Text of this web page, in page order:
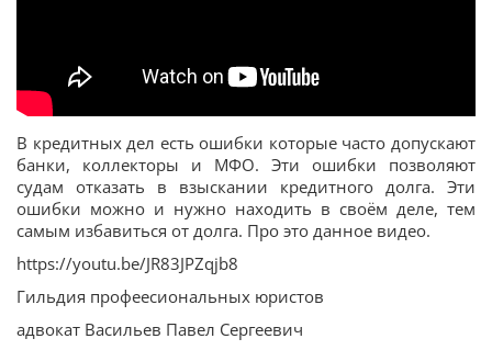
В кредитных дел есть ошибки которые часто допускают
банки, коллекторы и МФО. Эти ошибки позволяют
судам отказать в взыскании кредитного долга. Эти
ошибки можно и нужно находить в своём деле, тем
самым избавиться от долга. Про это данное видео.
https://youtu.be/JR83JPZqjb8
Гильдия профеесиональных юристов
адвокат Васильев Павел Сергеевич